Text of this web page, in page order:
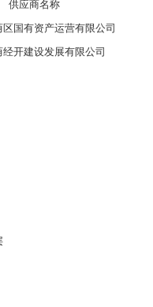
供应商名称
区国有资产运营有限公司
经开建设发展有限公司